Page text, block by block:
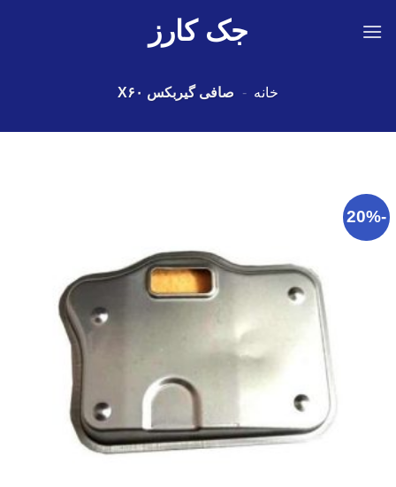
جک کارز
خانه - صافی گیربکس X۶۰
-20%